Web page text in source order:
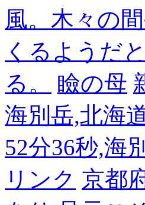
風。木々の
くるようだ
る。
瞼の母
海別岳,北海
52分36秒,海
リンク 京都